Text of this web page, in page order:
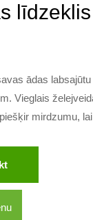
ādas
Vieglais
mirdzumu,